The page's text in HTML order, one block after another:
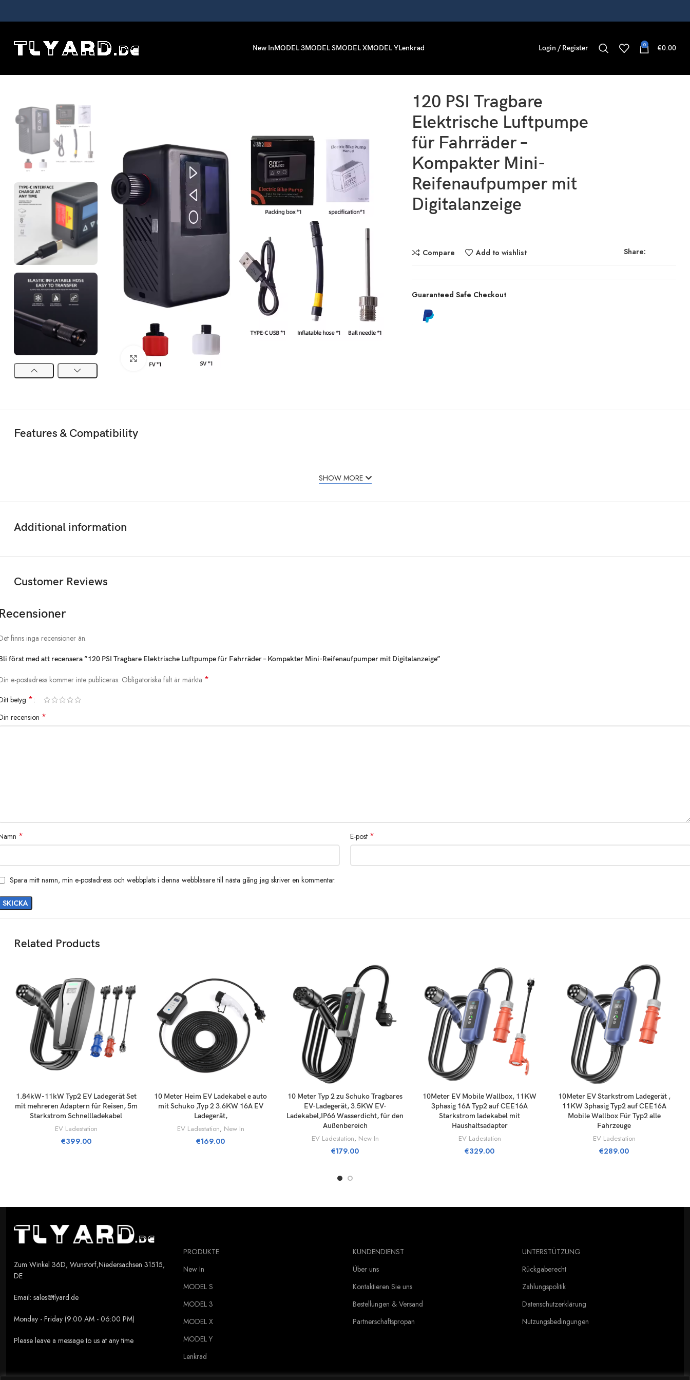
New InMODEL 3MODEL SMODEL XMODEL YLenkrad Login / Register 0 €0.00
Click to enlarge
120 PSI Tragbare
Elektrische Luftpumpe
für Fahrräder –
Kompakter Mini-
Reifenaufpumper mit
Digitalanzeige
Compare Add to wishlist Share:
Guaranteed Safe Checkout
Features & Compatibility
SHOW MORE
Additional information
Customer Reviews
finns inga recensioner än.
först med att recensera ”120 PSI Tragbare Elektrische Luftpumpe für Fahrräder – Kompakter Mini-Reifenaufpumper mit Digitalanzeige”
e-postadress kommer inte publiceras. Obligatoriska fält är märkta *
betyg *
recension *
* E-post *
Spara mitt namn, min e-postadress och webbplats i denna webbläsare till nästa gång jag skriver en kommentar.
Related Products
LÄGG TILL I VARUKORG
1.84kW-11kW Typ2 EV Ladegerät Set
mit mehreren Adaptern für Reisen, 5m
Starkstrom Schnellladekabel
EV Ladestation
€399.00
LÄGG TILL I VARUKORG
10 Meter Heim EV Ladekabel e auto
mit Schuko ,Typ 2 3.6KW 16A EV
Ladegerät,
EV Ladestation, New In
€169.00
LÄGG TILL I VARUKORG
10 Meter Typ 2 zu Schuko Tragbares
EV-Ladegerät, 3.5KW EV-
Ladekabel,IP66 Wasserdicht, für den
Außenbereich
EV Ladestation, New In
€179.00
LÄGG TILL I VARUKORG
10Meter EV Mobile Wallbox, 11KW
3phasig 16A Typ2 auf CEE16A
Starkstrom ladekabel mit
Haushaltsadapter
EV Ladestation
€329.00
LÄGG TILL I VARUKORG
10Meter EV Starkstrom Ladegerät ,
11KW 3phasig Typ2 auf CEE16A
Mobile Wallbox Für Typ2 alle
Fahrzeuge
EV Ladestation
€289.00
Zum Winkel 36D, Wunstorf,Niedersachsen 31515,
DE
Email: sales@tlyard.de
Monday - Friday (9:00 AM - 06:00 PM)
Please leave a message to us at any time
PRODUKTE
New In
MODEL S
MODEL 3
MODEL X
MODEL Y
Lenkrad
KUNDENDIENST
Über uns
Kontaktieren Sie uns
Bestellungen & Versand
Partnerschaftspropan
UNTERSTÜTZUNG
Rückgaberecht
Zahlungspolitik
Datenschutzerklärung
Nutzungsbedingungen